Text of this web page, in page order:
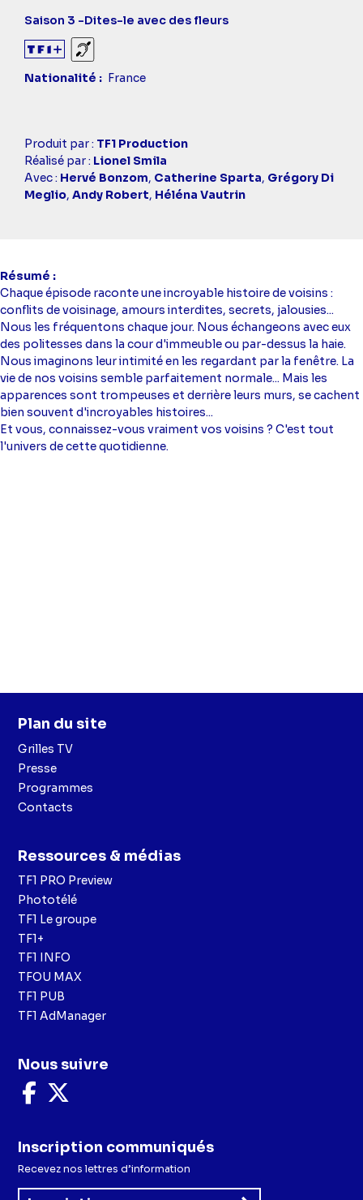
Saison 3 -Dites-le avec des fleurs
Sourds et malentendants
Nationalité
France
Casting
simba
Produit par : TF1 Production
Réalisé par : Lionel Smila
Avec : Hervé Bonzom, Catherine Sparta, Grégory Di
Meglio, Andy Robert, Héléna Vautrin
Résumé
Chaque épisode raconte une incroyable histoire de voisins :
conflits de voisinage, amours interdites, secrets, jalousies...
Nous les fréquentons chaque jour. Nous échangeons avec eux
des politesses dans la cour d'immeuble ou par-dessus la haie.
Nous imaginons leur intimité en les regardant par la fenêtre. La
vie de nos voisins semble parfaitement normale... Mais les
apparences sont trompeuses et derrière leurs murs, se cachent
bien souvent d'incroyables histoires...
Et vous, connaissez-vous vraiment vos voisins ? C'est tout
l'univers de cette quotidienne.
Plan du site
Grilles TV
Presse
Programmes
Contacts
Ressources & médias
TF1 PRO Preview
Phototélé
TF1 Le groupe
TF1+
TF1 INFO
TFOU MAX
TF1 PUB
TF1 AdManager
Nous suivre
Nous
suivre
Facebook
X
Inscription communiqués
Recevez nos lettres d’information